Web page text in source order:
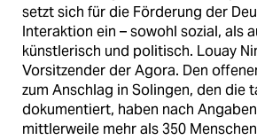
setzt sich für die Förderung der
Interaktion ein – sowohl sozial, als
künstlerisch und politisch. Louay
Vorsitzender der Agora. Den
zum Anschlag in Solingen, den die
dokumentiert, haben nach
mittlerweile mehr als 350